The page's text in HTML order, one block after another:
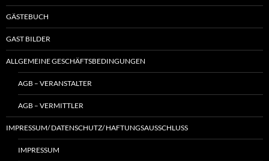
GÄSTEBUCH
GAST BILDER
ALLGEMEINE GESCHÄFTSBEDINGUNGEN
AGB – VERANSTALTER
AGB – VERMITTLER
IMPRESSUM/ DATENSCHUTZ/ HAFTUNGSAUSSCHLUSS
IMPRESSUM